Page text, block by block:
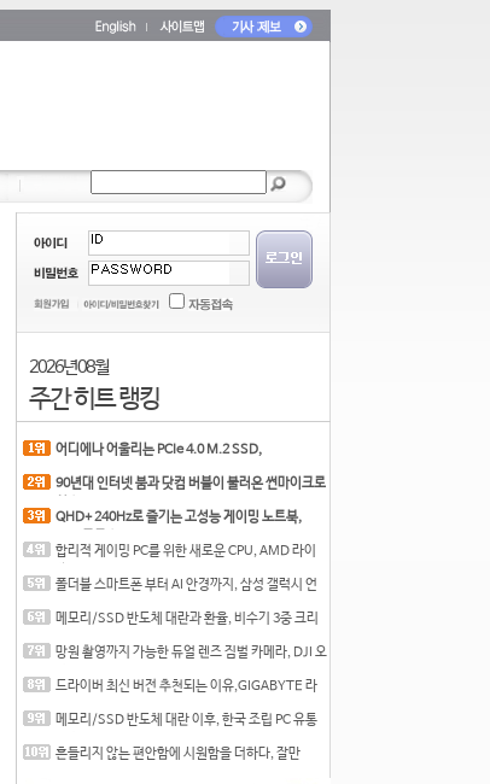
2026년 08월
주간 히트 랭킹
어디에나 어울리는 PCIe 4.0 M.2 SSD,
90년대 인터넷 붐과 닷컴 버블이 불러온 썬마이크로
QHD+ 240Hz로 즐기는 고성능 게이밍 노트북,
합리적 게이밍 PC를 위한 새로운 CPU, AMD 라이
폴더블 스마트폰 부터 AI 안경까지, 삼성 갤럭시 언
메모리/SSD 반도체 대란과 환율, 비수기 3중 크리
망원 촬영까지 가능한 듀얼 렌즈 짐벌 카메라, DJI 오
드라이버 최신 버전 추천되는 이유,GIGABYTE 라
메모리/SSD 반도체 대란 이후, 한국 조립 PC 유통
흔들리지 않는 편안함에 시원함을 더하다, 잘만